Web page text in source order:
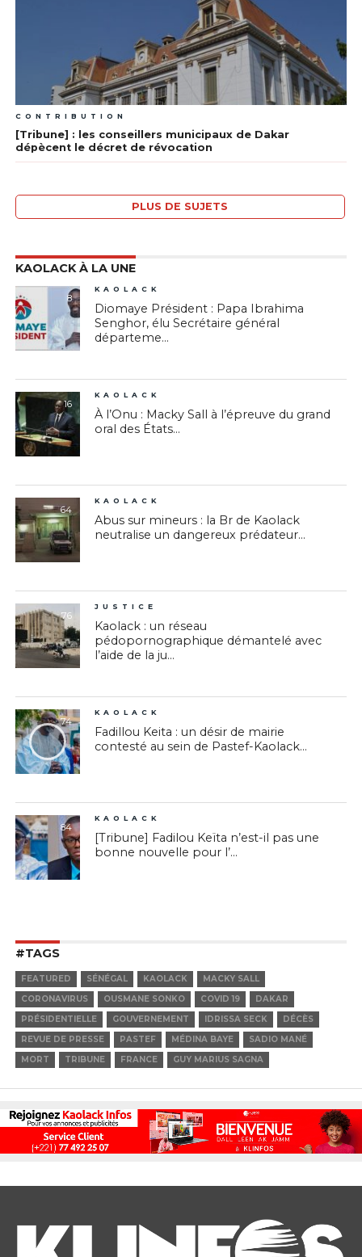
CONTRIBUTION
[Tribune] : les conseillers municipaux de Dakar
dépècent le décret de révocation
PLUS DE SUJETS
KAOLACK À LA UNE
8
KAOLACK
Diomaye Président : Papa Ibrahima
Senghor, élu Secrétaire général
départeme...
16
KAOLACK
À l’Onu : Macky Sall à l’épreuve du grand
oral des États...
64
KAOLACK
Abus sur mineurs : la Br de Kaolack
neutralise un dangereux prédateur...
76
JUSTICE
Kaolack : un réseau
pédopornographique démantelé avec
l’aide de la ju...
74
KAOLACK
Fadillou Keita : un désir de mairie
contesté au sein de Pastef-Kaolack...
84
KAOLACK
[Tribune] Fadilou Keïta n’est-il pas une
bonne nouvelle pour l’...
#TAGS
FEATURED SÉNÉGAL KAOLACK
MACKY SALL
CORONAVIRUS
OUSMANE SONKO COVID 19
DAKAR
PRÉSIDENTIELLE
GOUVERNEMENT IDRISSA SECK
DÉCÈS
REVUE DE PRESSE
PASTEF MÉDINA BAYE
SADIO MANÉ
MORT
TRIBUNE FRANCE GUY MARIUS SAGNA